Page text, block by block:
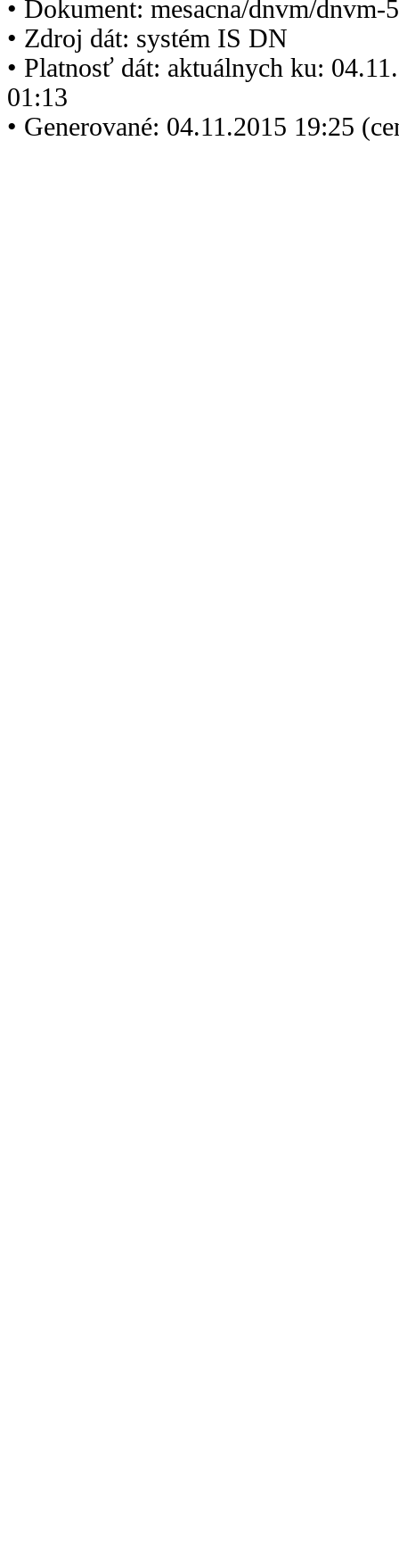
• Dokument: mesacna/dnvm/dnvm-
• Zdroj dát: systém IS DN
• Platnosť dát: aktuálnych ku:
01:13
• Generované: 04.11.2015 19:25